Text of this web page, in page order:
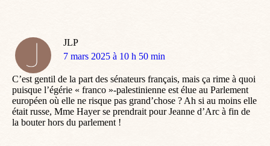
JLP
dit
7 mars 2025 à 10 h 50 min
C’est gentil de la part des sénateurs français, mais ça rime à quoi
puisque l’égérie « franco »-palestinienne est élue au Parlement
européen où elle ne risque pas grand’chose ? Ah si au moins elle
était russe, Mme Hayer se prendrait pour Jeanne d’Arc à fin de
la bouter hors du parlement !